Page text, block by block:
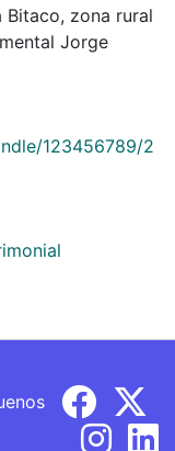
Bitaco, zona rural
Jorge
123456789/2